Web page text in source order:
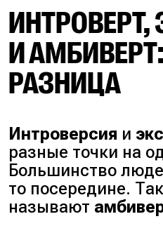
ИНТРОВЕРТ,
И
РАЗНИЦА
Интроверсия и
разные точки на
Большинство
то посередине.
называют